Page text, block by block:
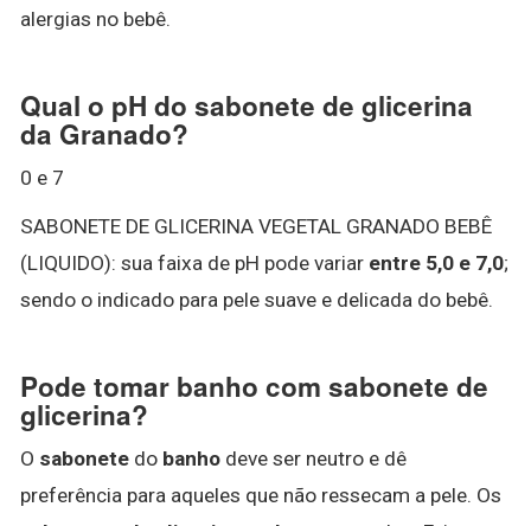
alergias no bebê.
Qual o pH do sabonete de glicerina
da Granado?
0 e 7
SABONETE DE GLICERINA VEGETAL GRANADO BEBÊ
(LIQUIDO): sua faixa de pH pode variar entre 5,0 e 7,0;
sendo o indicado para pele suave e delicada do bebê.
Pode tomar banho com sabonete de
glicerina?
O sabonete do banho deve ser neutro e dê
preferência para aqueles que não ressecam a pele. Os